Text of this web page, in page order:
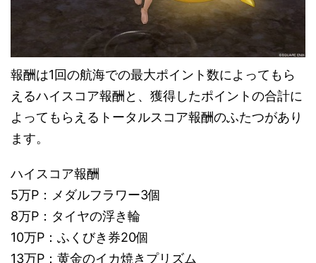
報酬は1回の航海での最大ポイント数によってもら
えるハイスコア報酬と、獲得したポイントの合計に
よってもらえるトータルスコア報酬のふたつがあり
ます。
ハイスコア報酬
5万P：メダルフラワー3個
8万P：タイヤの浮き輪
10万P：ふくびき券20個
13万P：黄金のイカ焼きプリズム